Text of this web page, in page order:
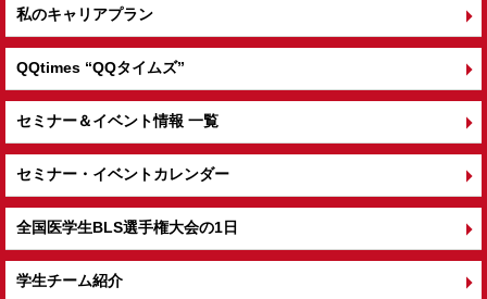
私のキャリアプラン
QQtimes “QQタイムズ”
セミナー＆イベント情報 一覧
セミナー・イベントカレンダー
全国医学生BLS選手権大会の1日
学生チーム紹介